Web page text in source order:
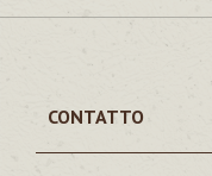
CONTATTO